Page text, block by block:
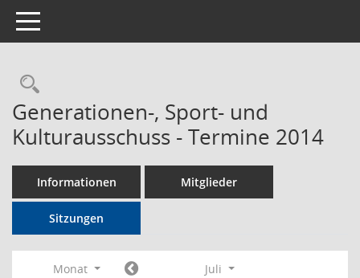
Toggle navigation
Rechercheauswahl
Generationen-, Sport- und
Kulturausschuss - Termine 2014
Informationen Mitglieder
Sitzungen
Monat
Juli